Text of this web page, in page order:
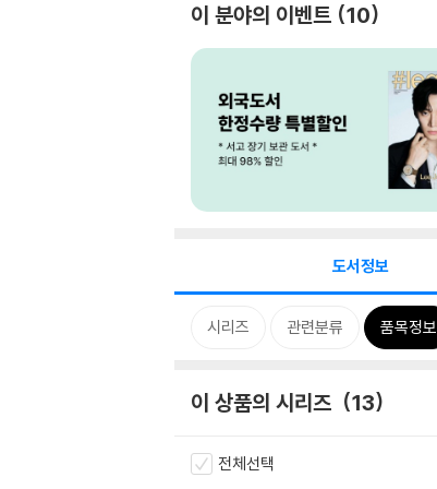
이 분야의 이벤트 10
도서정보
시리즈 관련분류 품목정보
이 상품의 시리즈 13
전체선택